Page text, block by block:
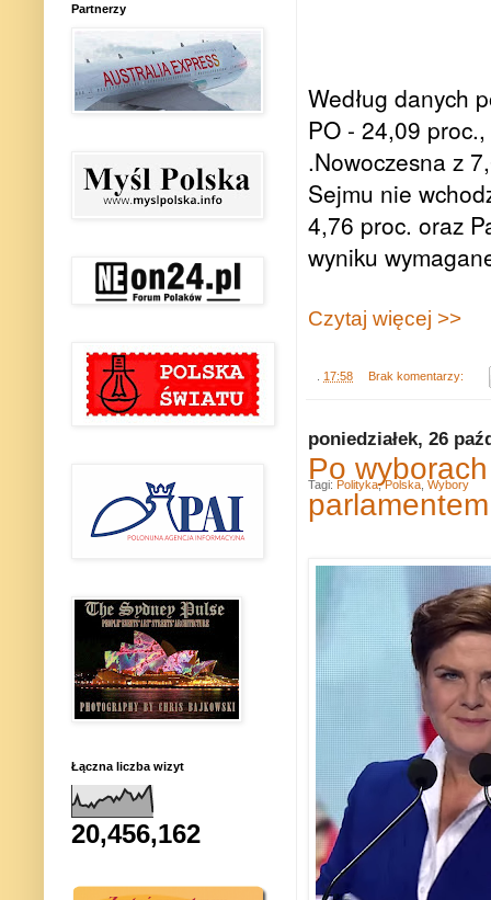
Według danych
PO - 24,09
.Nowoczesna z
Sejmu nie
4,76 proc. oraz
wyniku
Czytaj więcej >>
17:58 Brak komentarzy:
poniedziałek, 26
Po
parlamentem
Tagi: Polityka,Polska, Wybory
Partnerzy
Łączna liczba wizyt
20,456,162